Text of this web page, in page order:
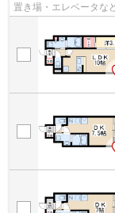
置き場・エレベータな
替えができる風通しの